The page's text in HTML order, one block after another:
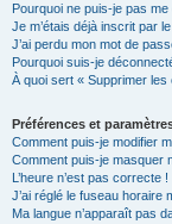
Pourquoi ne puis-je pas
Je m’étais déjà inscrit par
J’ai perdu mon mot de
Pourquoi suis-je
À quoi sert « Supprimer les
Préférences et
Comment puis-je modifier
Comment puis-je masquer
L’heure n’est pas correcte !
J’ai réglé le fuseau horaire
Ma langue n’apparaît pas